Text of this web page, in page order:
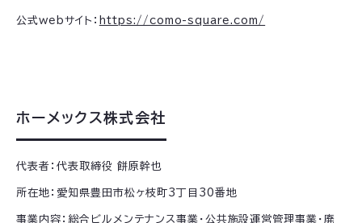
公式webサイト： https://como-square.com/
ホーメックス株式会社
代表者：代表取締役 餅原幹也
所在地：愛知県豊田市松ヶ枝町3丁目30番地
事業内容：総合ビルメンテナンス事業・公共施設運営管理事業・廃